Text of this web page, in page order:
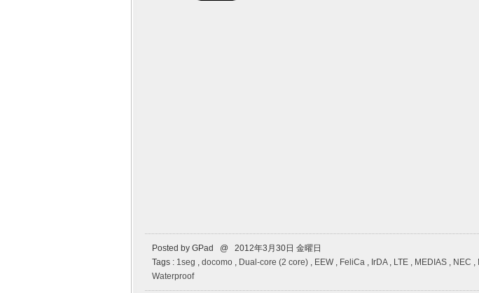
Posted by GPad @ 2012年3月30日 金曜日
Tags : 1seg , docomo , Dual-core (2 core) , EEW, FeliCa , IrDA, LTE , MEDIAS , NEC ,
Waterproof